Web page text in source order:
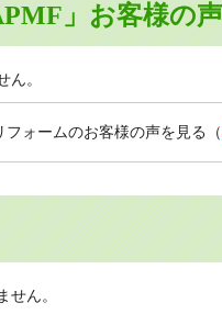
」お客様の
ん。
フォームのお客様の声を見る （
せん。